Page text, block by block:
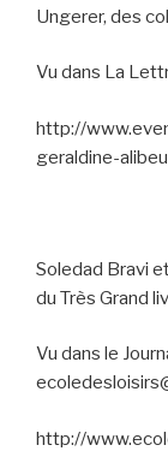
Ungerer, des
Vu dans La
http://
geraldine-
Soledad Bravi
du Très Grand
Vu dans le
http://